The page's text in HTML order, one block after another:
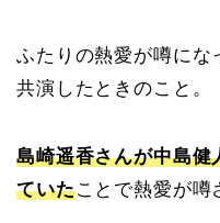
ふたりの熱愛が噂にな
共演したときのこと。
島崎遥香さんが中島健
ていたことで熱愛が噂